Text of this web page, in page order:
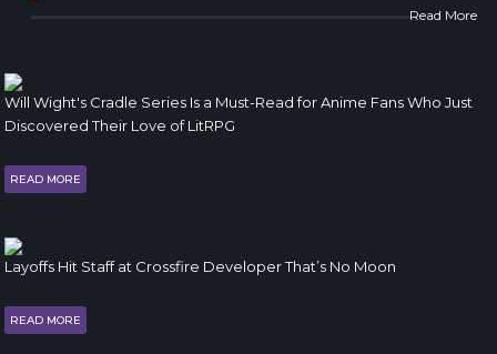
Read More
Will Wight's Cradle Series Is a Must-Read for Anime Fans Who Just
Discovered Their Love of LitRPG
READ MORE
Layoffs Hit Staff at Crossfire Developer That’s No Moon
READ MORE